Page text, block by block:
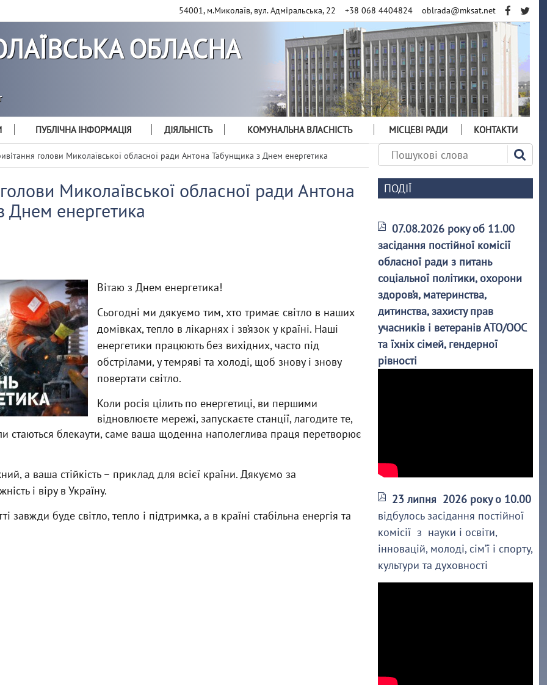
54001, м.Миколаїв, вул. Адміральська, 22 +38 068 4404824 oblrada@mksat.net
ОБЛАСНА
ПУБЛІЧНА ІНФОРМАЦІЯ ДІЯЛЬНІСТЬ КОМУНАЛЬНА ВЛАСНІСТЬ МІСЦЕВІ РАДИ КОНТАКТИ
голови Миколаївської обласної ради Антона Табунщика з Днем енергетика
Миколаївської обласної ради Антона
Днем енергетика
Вітаю з Днем енергетика!
Сьогодні ми дякуємо тим, хто тримає світло в наших
домівках, тепло в лікарнях і зв’язок у країні. Наші
енергетики працюють без вихідних, часто під
обстрілами, у темряві та холоді, щоб знову і знову
повертати світло.
Коли росія цілить по енергетиці, ви першими
відновлюєте мережі, запускаєте станції, лагодите те,
стаються блекаути, саме ваша щоденна наполеглива праця перетворює
а ваша стійкість – приклад для всієї країни. Дякуємо за
і віру в Україну.
завжди буде світло, тепло і підтримка, а в країні стабільна енергія та
ПОДІЇ
07.08.2026 року об 11.00
засідання постійної комісії
обласної ради з питань
соціальної політики, охорони
здоров’я, материнства,
дитинства, захисту прав
учасників і ветеранів АТО/ООС
та їхніх сімей, гендерної
рівності
23 липня 2026 року о 10.00
відбулось засідання постійної
комісії з науки і освіти,
інновацій, молоді, сім’ї і спорту,
культури та духовності